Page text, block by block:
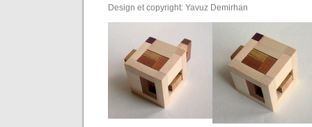
Design et copyright: Yavuz Demirhan